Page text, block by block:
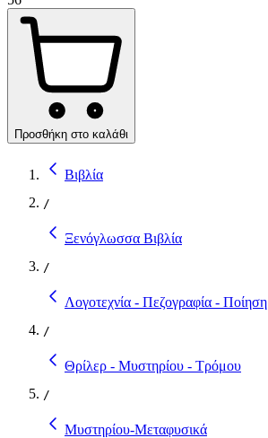
Προσθήκη στο καλάθι
Βιβλία
/
Ξενόγλωσσα Βιβλία
/
Λογοτεχνία - Πεζογραφία - Ποίηση
/
Θρίλερ - Μυστηρίου - Τρόμου
/
Μυστηρίου-Μεταφυσικά